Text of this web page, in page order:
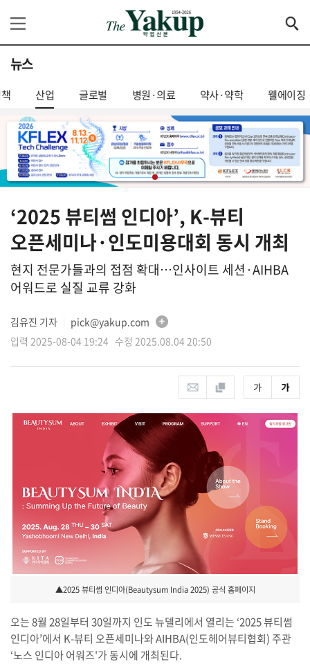
뉴스
산업 글로벌 병원·의료 약사·약학 웰에이징
‘2025 뷰티썸 인디아’, K-뷰티
오픈세미나·인도미용대회 동시 개최
현지 전문가들과의 접점 확대…인사이트 세션·AIHBA
어워드로 실질 교류 강화
김유진 기자
pick@yakup.com
입력 2025-08-04 19:24 수정 2025.08.04 20:50
▲2025 뷰티썸 인디아(Beautysum India 2025) 공식 홈페이지
오는 8월 28일부터 30일까지 인도 뉴델리에서 열리는 ‘2025 뷰티썸
인디아’에서 K-뷰티 오픈세미나와 AIHBA(인도헤어뷰티협회) 주관
‘노스 인디아 어워즈'가 동시에 개최된다.